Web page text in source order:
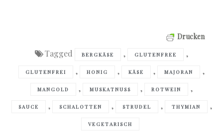
Drucken
Tagged BERGKÄSE , GLUTENFREE ,
GLUTENFREI , HONIG , KÄSE , MAJORAN ,
MANGOLD , MUSKATNUSS , ROTWEIN ,
SAUCE , SCHALOTTEN , STRUDEL , THYMIAN ,
VEGETARISCH